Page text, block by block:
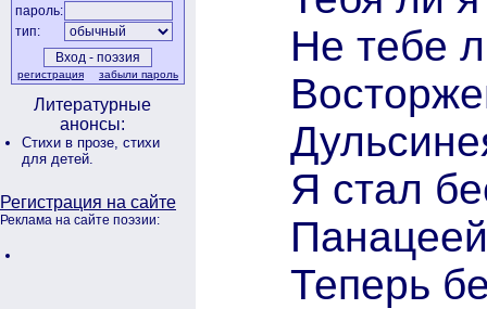
пароль:
тип:
регистрация забыли пароль
Литературные
анонсы:
Стихи в прозе, стихи
для детей.
Регистрация на сайте
Реклама на сайте поэзии:
Не тебе
Я стал
Панацеей
Теперь